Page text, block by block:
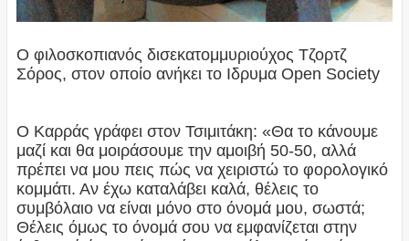
Ο φιλοσκοπιανός δισεκατομμυριούχος Τζορτζ
Σόρος, στον οποίο ανήκει το Ιδρυμα Open Society
Ο Καρράς γράφει στον Τσιμιτάκη: «Θα το κάνουμε
μαζί και θα μοιράσουμε την αμοιβή 50-50, αλλά
πρέπει να μου πεις πώς να χειριστώ το φορολογικό
κομμάτι. Αν έχω καταλάβει καλά, θέλεις το
συμβόλαιο να είναι μόνο στο όνομά μου, σωστά;
Θέλεις όμως το όνομά σου να εμφανίζεται στην